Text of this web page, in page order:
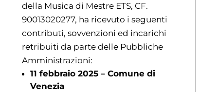
della Musica di Mestre ETS, CF.
90013020277, ha ricevuto i seguenti
contributi, sovvenzioni ed incarichi
retribuiti da parte delle Pubbliche
Amministrazioni:
11 febbraio 2025 – Comune di
Venezia